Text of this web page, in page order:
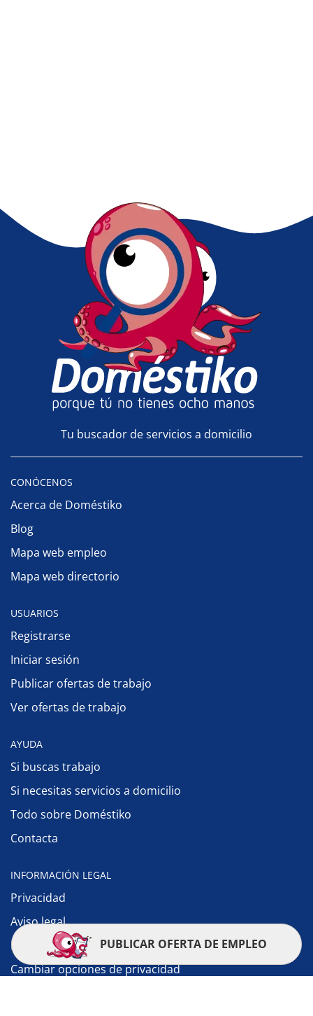
Tu buscador de servicios a domicilio
CONÓCENOS
Acerca de Doméstiko
Blog
Mapa web empleo
Mapa web directorio
USUARIOS
Registrarse
Iniciar sesión
Publicar ofertas de trabajo
Ver ofertas de trabajo
AYUDA
Si buscas trabajo
Si necesitas servicios a domicilio
Todo sobre Doméstiko
Contacta
INFORMACIÓN LEGAL
Privacidad
Aviso legal
Política de cookies
Cambiar opciones de privacidad
PUBLICAR OFERTA DE EMPLEO